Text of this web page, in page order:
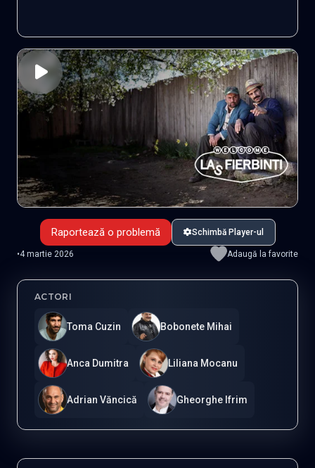
Raportează o problemă Schimbă Player-ul
•4 martie 2026 Adaugă la favorite
ACTORI
Toma Cuzin Bobonete Mihai
Anca Dumitra Liliana Mocanu
Adrian Văncică Gheorghe Ifrim